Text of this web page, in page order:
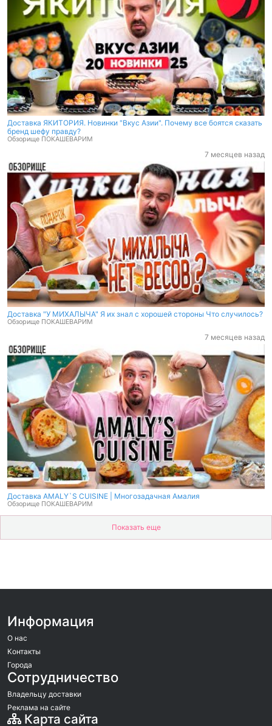
Доставка ЯКИТОРИЯ. Новинки "Вкус Азии". Почему все боятся сказать
бренд шефу правду?
Обзорище ПОКАШЕВАРИМ
7 месяцев назад
Доставка "У МИХАЛЫЧА" Я их знал с хорошей стороны Что случилось?
Обзорище ПОКАШЕВАРИМ
7 месяцев назад
Доставка AMALY`S CUISINE | Многозадачная Амалия
Обзорище ПОКАШЕВАРИМ
Показать еще
Информация
О нас
Контакты
Города
Сотрудничество
Владельцу доставки
Реклама на сайте
Карта сайта